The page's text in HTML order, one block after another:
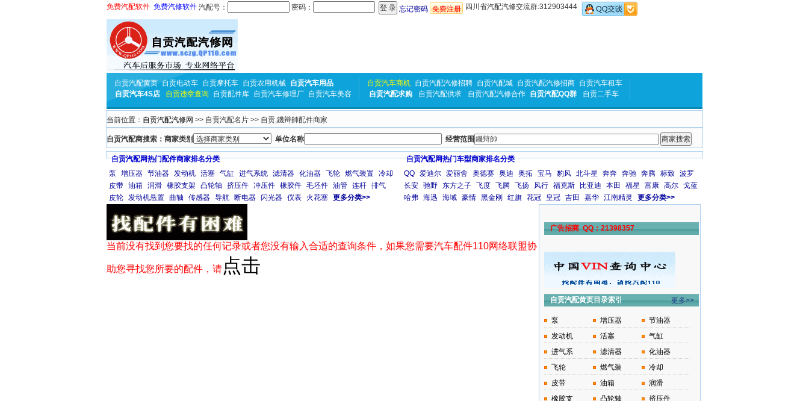
免费汽配软件 免费汽修软件 汽配号： 密码： 忘记密码 免费注册 四川省汽配汽修交流群:312903444
自贡汽配黄页 自贡电动车 自贡摩托车 自贡农用机械 自贡汽车用品
自贡汽车4S店
自贡违章查询 自贡配件库 自贡汽车修理厂 自贡汽车美容
自贡汽车商机 自贡汽配汽修招聘 自贡汽配城 自贡汽配汽修招商 自贡汽车租车
自贡汽配求购
自贡汽配供求 自贡汽配汽修合作 自贡汽配QQ群 自贡二手车
当前位置： 自贡汽配汽修网 >> 自贡汽配名片 >> 自贡,鐖辩帥配件商家
自贡汽配商搜索：商家类别 单位名称 经营范围
自贡汽配网热门配件商家排名分类
泵
增压器 节油器 发动机 活塞 气缸 进气系统 滤清器 化油器 飞轮 燃气装置 冷却
皮带 油箱 润滑 橡胶支架 凸轮轴 挤压件 冲压件 橡胶件 毛坯件 油管 连杆 排气
皮轮 发动机悬置 曲轴 传感器 导航 断电器 闪光器 仪表 火花塞 更多分类>>
自贡汽配网热门车型商家排名分类
QQ 爱迪尔 爱丽舍 奥德赛 奥迪 奥拓 宝马 豹风 北斗星 奔奔 奔驰 奔腾 标致 波罗
长安 驰野 东方之子 飞度 飞腾 飞扬 风行 福克斯 比亚迪 本田 福星 富康 高尔 戈蓝
哈弗 海迅 海域 豪情 黑金刚 红旗 花冠 皇冠 吉田 嘉华 江南精灵 更多分类>>
当前没有找到您要找的任何记录或者您没有输入合适的查询条件，如果您需要汽车配件110网络联盟协
助您寻找您所要的配件，请 点击
广告招商 QQ：21398357
自贡汽配黄页目录索引 更多>>
泵 增压器
节油器
发动机
活塞
气缸
进气系
滤清器
化油器
飞轮
燃气装
冷却
皮带
油箱
润滑
橡胶支
凸轮轴
挤压件